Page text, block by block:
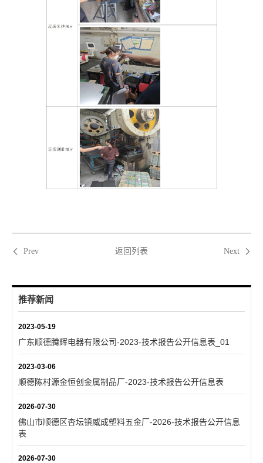
Prev 返回列表 Next
推荐新闻
2023-05-19
广东顺德腾辉电器有限公司-2023-技术报告公开信息表_01
2023-03-06
顺德陈村源金恒创金属制品厂-2023-技术报告公开信息表
2026-07-30
佛山市顺德区杏坛镇威成塑料五金厂-2026-技术报告公开信息
表
2026-07-30